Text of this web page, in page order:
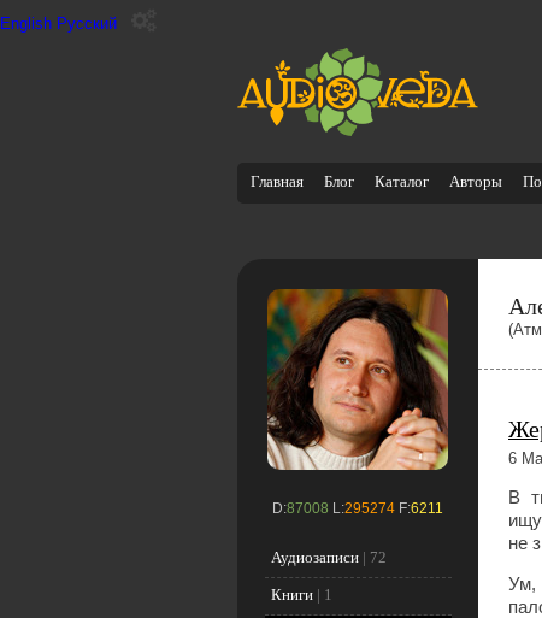
English Русский
Главная Блог Каталог Авторы
D:87008 L:295274 F:6211
Аудиозаписи| 72
Книги| 1
6
В
не
Ум,